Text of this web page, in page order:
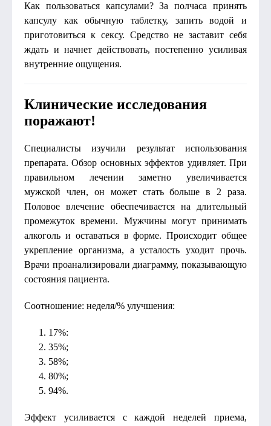
Как пользоваться капсулами? За полчаса принять
капсулу как обычную таблетку, запить водой и
приготовиться к сексу. Средство не заставит себя
ждать и начнет действовать, постепенно усиливая
внутренние ощущения.
Клинические исследования
поражают!
Специалисты изучили результат использования
препарата. Обзор основных эффектов удивляет. При
правильном лечении заметно увеличивается
мужской член, он может стать больше в 2 раза.
Половое влечение обеспечивается на длительный
промежуток времени. Мужчины могут принимать
алкоголь и оставаться в форме. Происходит общее
укрепление организма, а усталость уходит прочь.
Врачи проанализировали диаграмму, показывающую
состояния пациента.
Соотношение: неделя/% улучшения:
17%:
35%;
58%;
80%;
94%.
Эффект усиливается с каждой неделей приема,